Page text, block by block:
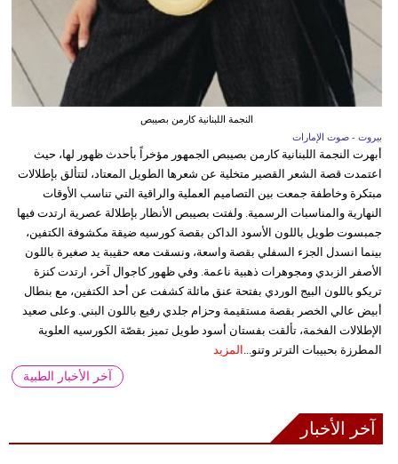
النجمة اللبنانية كارمن بصيبص
بيروت - صوت الإمارات
أبهرت النجمة اللبنانية كارمن بصيبص الجمهور مؤخراً بأحدث ظهور لها، حيث
اعتمدت قصة الشعر القصير متخلية عن شعرها الطويل المعتاد، لتتألق بإطلالات
مبتكرة وخاطفة جمعت بين التصاميم العملية والراقية التي تناسب الأوقات
النهارية والمناسبات الرسمية. ولفتت بصيبص الأنظار بإطلالة عصرية ارتدت فيها
جمبسوت طويل باللون الأسود الداكن بقصة كورسيه ضيقة مكشوفة الكتفين،
بينما انسدل الجزء السفلي بقصة واسعة، ونسقت معه حقيبة يد صغيرة باللون
الأصفر الزبدي ومجوهرات ذهبية ناعمة. وفي ظهور كاجوال آخر، ارتدت كنزة
تريكو باللون البيج الوردي بفتحة عنق مائلة كشفت عن أحد الكتفين، مع بنطال
أبيض عالي الخصر بقصة مستقيمة وحزام جلدي رفيع باللون البني. وعلى صعيد
الإطلالات الفخمة، تألقت بفستان أسود طويل تميز بقصّة الكورسيه العلوية
المطرزة بحبيبات الترتر وتنو... المزيد
آخر الأخبار الطبية
آخر الأخبار